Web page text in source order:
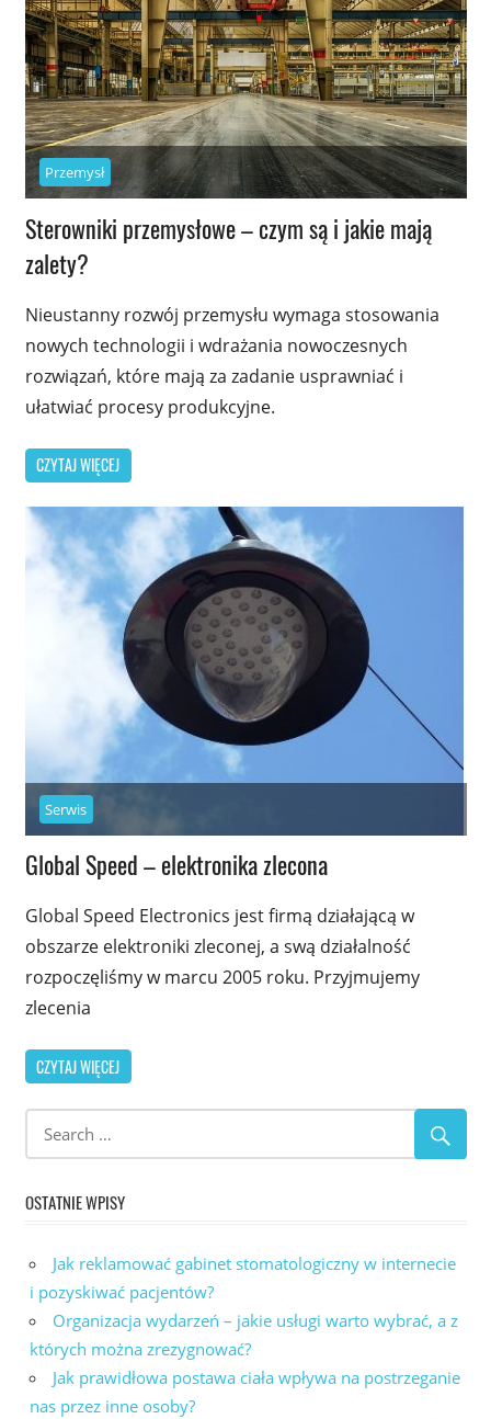
Przemysł
Sterowniki przemysłowe – czym są i jakie mają
zalety?
Nieustanny rozwój przemysłu wymaga stosowania
nowych technologii i wdrażania nowoczesnych
rozwiązań, które mają za zadanie usprawniać i
ułatwiać procesy produkcyjne.
CZYTAJ WIĘCEJ
Serwis
Global Speed – elektronika zlecona
Global Speed Electronics jest firmą działającą w
obszarze elektroniki zleconej, a swą działalność
rozpoczęliśmy w marcu 2005 roku. Przyjmujemy
zlecenia
CZYTAJ WIĘCEJ
OSTATNIE WPISY
Jak reklamować gabinet stomatologiczny w internecie
i pozyskiwać pacjentów?
Organizacja wydarzeń – jakie usługi warto wybrać, a z
których można zrezygnować?
Jak prawidłowa postawa ciała wpływa na postrzeganie
nas przez inne osoby?